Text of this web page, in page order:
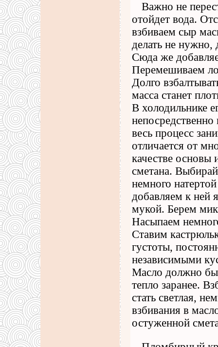
Важно не
отойдет вода.
взбиваем сыр
делать не нужно,
Сюда же
Перемешиваем
Долго
масса станет
В холодильнике
весь процесс
отличается от
качестве основы
сметана.
немного
добавляем к ней
мукой. Берем
Насыпаем
Ставим
густоты,
независимыми
Масло должно
тепло заранее.
стать светлая,
взбивания в
остуженной